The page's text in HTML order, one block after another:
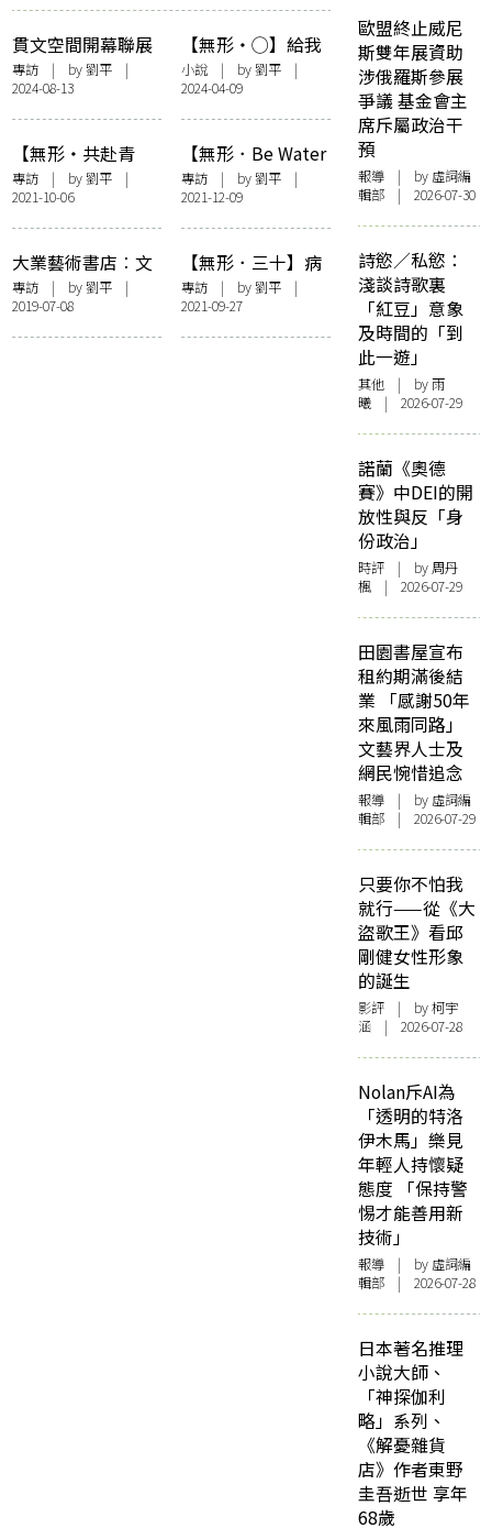
貫文空間開幕聯展
發聲與凝視︰窺視
川龍人記憶原點
專訪 | by劉平 |
2024-08-13
【無形・◯】給我
畫個圓
小說| by劉平|
2024-04-09
【無形・共赴青
山】Nothing more
to say, No more
ace to play——專
訪蘇苑姍
專訪 | by劉平 |
2021-10-06
【無形．Be Water
My Friend】我們
仍然未得勝，頑強
爭取太平——專訪
何韻詩
專訪| by劉平|
2021-12-09
大業藝術書店︰文
藝復興，光復心靈
專訪 | by劉平 |
2019-07-08
【無形．三十】病
態城市，慎密寫實
——專訪張婉雯
專訪| by劉平|
2021-09-27
歐盟終止威尼
斯雙年展資助
涉俄羅斯參展
爭議 基金會主
席斥屬政治干
預
報導 | by 虛詞編
輯部 | 2026-07-30
詩慾／私慾：
淺談詩歌裏
「紅豆」意象
及時間的「到
此一遊」
其他 | by 雨
曦 | 2026-07-29
諾蘭《奧德
賽》中DEI的開
放性與反「身
份政治」
時評 | by周丹
楓 | 2026-07-29
田園書屋宣布
租約期滿後結
業 「感謝50年
來風雨同路」
文藝界人士及
網民惋惜追念
報導 | by 虛詞編
輯部 | 2026-07-29
只要你不怕我
就行——從《大
盜歌王》看邱
剛健女性形象
的誕生
影評 | by 柯宇
涵 | 2026-07-28
Nolan斥AI為
「透明的特洛
伊木馬」樂見
年輕人持懷疑
態度 「保持警
惕才能善用新
技術」
報導 | by 虛詞編
輯部 | 2026-07-28
日本著名推理
小說大師、
「神探伽利
略」系列、
《解憂雜貨
店》作者東野
圭吾逝世 享年
68歲